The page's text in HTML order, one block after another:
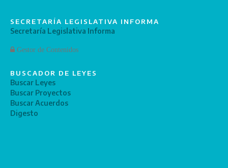
SECRETARÍA LEGISLATIVA INFORMA
Secretaría Legislativa Informa
Gestor de Contenidos
BUSCADOR DE LEYES
Buscar Leyes
Buscar Proyectos
Buscar Acuerdos
Digesto